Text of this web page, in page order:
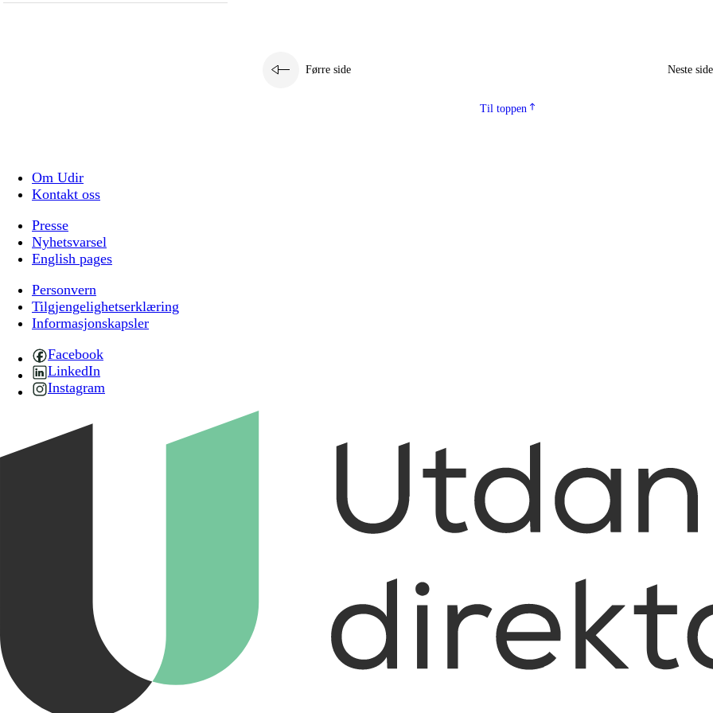
Førre side Neste side
Til toppen
Om Udir
Kontakt oss
Presse
Nyhetsvarsel
English pages
Personvern
Tilgjengelighetserklæring
Informasjonskapsler
Facebook
LinkedIn
Instagram